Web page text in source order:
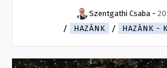
Szentgathi Csaba -
HAZÁNK
HAZÁNK -